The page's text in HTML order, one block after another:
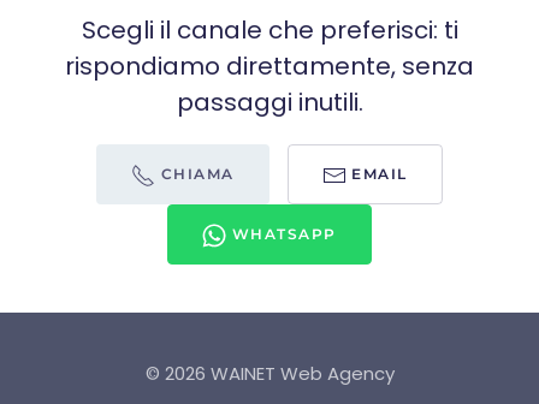
Scegli il canale che preferisci: ti
rispondiamo direttamente, senza
passaggi inutili.
CHIAMA EMAIL
WHATSAPP
© 2026 WAINET Web Agency